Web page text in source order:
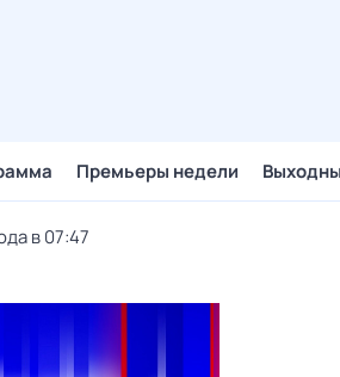
Премьеры недели
в 07:47